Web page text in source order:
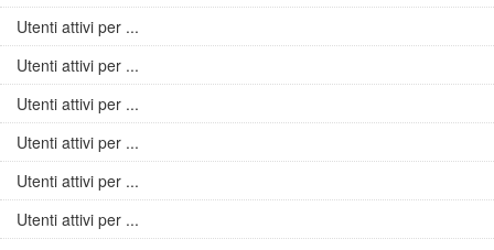
Utenti attivi per ...
Utenti attivi per ...
Utenti attivi per ...
Utenti attivi per ...
Utenti attivi per ...
Utenti attivi per ...